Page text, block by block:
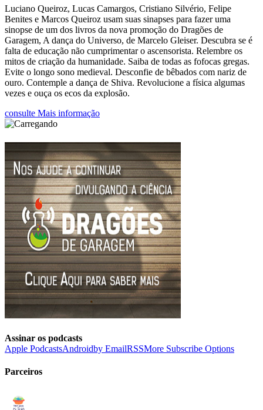
Luciano Queiroz, Lucas Camargos, Cristiano Silvério, Felipe
Benites e Marcos Queiroz usam suas sinapses para fazer uma
sinopse de um dos livros da nova promoção do Dragões de
Garagem, A dança do Universo, de Marcelo Gleiser. Descubra se é
falta de educação não cumprimentar o ascensorista. Relembre os
mitos de criação da humanidade. Saiba de todas as fofocas gregas.
Evite o longo sono medieval. Desconfie de bêbados com nariz de
ouro. Contemple a dança de Shiva. Revolucione a física algumas
vezes e ouça os ecos da explosão.
consulte Mais informação
Assinar os podcasts
Apple PodcastsAndroidby EmailRSSMore Subscribe Options
Parceiros